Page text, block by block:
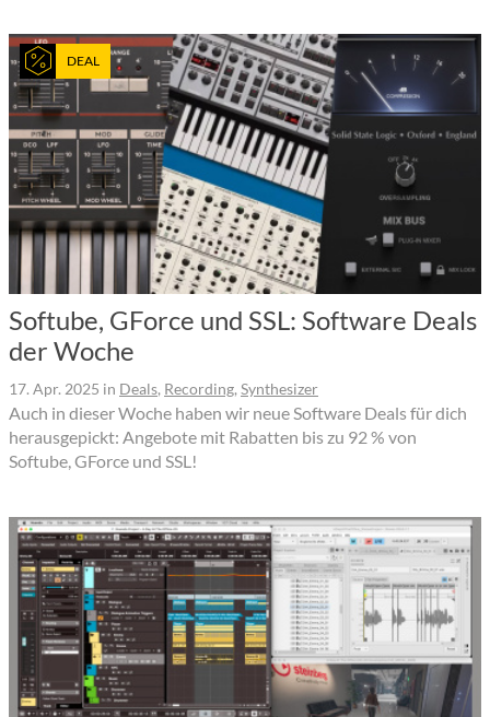
DEAL
Softube, GForce und SSL: Software Deals
der Woche
17. Apr. 2025 in Deals, Recording, Synthesizer
Auch in dieser Woche haben wir neue Software Deals für dich
herausgepickt: Angebote mit Rabatten bis zu 92 % von
Softube, GForce und SSL!